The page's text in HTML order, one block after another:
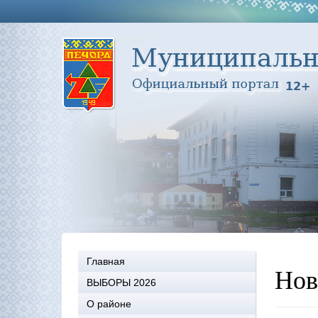
Главная
ВЫБОРЫ 2026
О районе